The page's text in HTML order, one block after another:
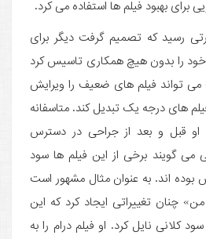
برای بهبود فیلم ها استفاده می کرد.
به شهرتی رسید که تصمیم گرفت دیگر برای
را بدون هیچ همکاری تاسیس کرد
می تواند فیلم های ضعیف را ویرایش
های درجه یک تبدیل کند. متاسفانه
او قبل و بعد از جراحی در دسترس
می گویند برخی از این فیلم ها سود
بوده اند. به عنوان مثال مشهور است
چنان تغییراتی ایجاد کرد که این
کلانی نایل کرد. او فیلم درام را به